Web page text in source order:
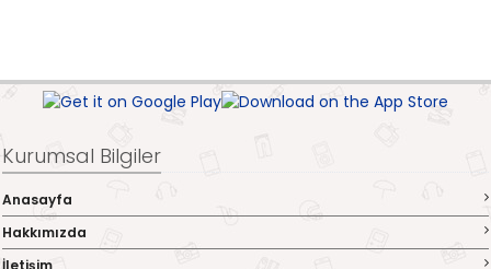
Kurumsal Bilgiler
Anasayfa
Hakkımızda